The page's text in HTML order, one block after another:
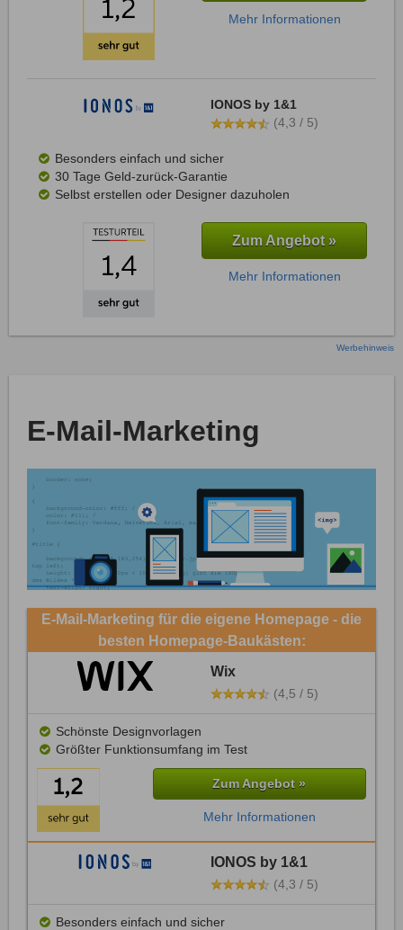
Mehr Informationen
IONOS by 1&1
(4,3 / 5)
Besonders einfach und sicher
30 Tage Geld-zurück-Garantie
Selbst erstellen oder Designer dazuholen
Zum Angebot »
Mehr Informationen
Werbehinweis
E-Mail-Marketing
E-Mail-Marketing für die eigene Homepage - die
besten Homepage-Baukästen:
Wix
(4,5 / 5)
Schönste Designvorlagen
Größter Funktionsumfang im Test
Zum Angebot »
Mehr Informationen
IONOS by 1&1
(4,3 / 5)
Besonders einfach und sicher